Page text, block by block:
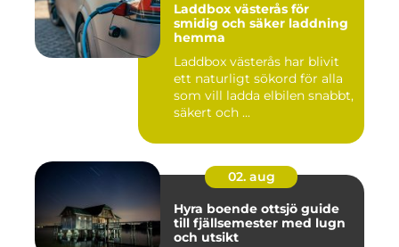
Laddbox västerås för
smidig och säker laddning
hemma
Laddbox västerås har blivit
ett naturligt sökord för alla
som vill ladda elbilen snabbt,
säkert och ...
02. aug
Hyra boende ottsjö guide
till fjällsemester med lugn
och utsikt